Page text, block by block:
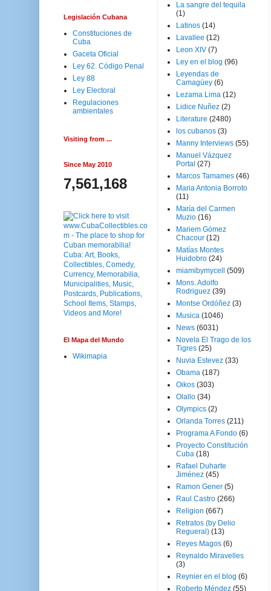
Legislación Cubana
Constituciones de
Cuba
Gaceta Oficial
Ley 62. Código Penal
Ley 88
Ley Electoral
Regulaciones
ambientales
Visiting from ...
Since May 2010
7,561,168
El Mapa del Mundo
Wikimapia
La sangre del tequila
(1)
Latinos (14)
Lavallee (12)
Leon XIV (7)
Ley en el blog (96)
Leyendas de
Camagüey (6)
Lezama Lima (12)
Lidice Nuñez (2)
Literature (2480)
los cubanos (3)
Manny Interviews (55)
Manuel Vázquez
Portal (27)
Marcos Tamames (46)
Maria Antonia Borroto
(11)
María del Carmen
Muzio (16)
Mariem Gómez
Chacour (12)
Matías Montes
Huidobro (24)
miamibymycell
(509)
Mons. Adolfo
Rodriguez (39)
Montse Ordóñez (3)
Musica (1046)
News (6031)
Novela El Trago de los
Tigres (25)
Nuvia Estevez (33)
Obama (187)
Oikos (303)
Olallo (34)
Olympics (2)
Orlanda Torres (211)
Programa A Fondo (6)
Proyecto Constitución
Cuba (18)
Rafael Duharte
Jiménez (45)
Ramon Gener (5)
Raul Castro (266)
Religion (667)
Retratos (by Delio
Regueral) (13)
Reyes Magos (6)
Reynaldo Miravelles
(3)
Reynier en el blog (6)
Roberto Méndez (55)